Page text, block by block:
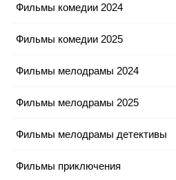
Фильмы комедии 2024
Фильмы комедии 2025
Фильмы мелодрамы 2024
Фильмы мелодрамы 2025
Фильмы мелодрамы детективы
Фильмы приключения